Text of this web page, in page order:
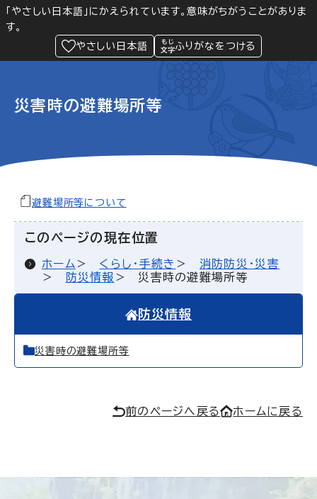
「やさしい日本語」にかえられています。意味がちがうことがありま
す。
やさしい日本語
ふりがなをつける
Language 閲覧支援
緊急情報
災害時の避難場所等
避難場所等について
このページの現在位置
ホーム くらし・手続き
消防防災・災害
防災情報
災害時の避難場所等
防災情報
災害時の避難場所等
前のページへ戻る ホームに戻る